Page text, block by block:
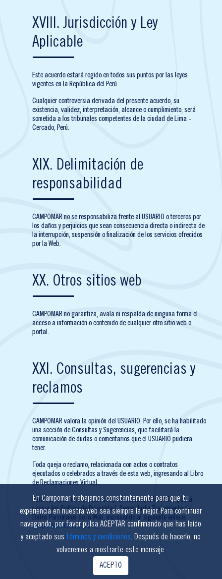
XVIII. Jurisdicción y Ley
Aplicable
Este acuerdo estará regido en todos sus puntos por las leyes
vigentes en la República del Perú.
Cualquier controversia derivada del presente acuerdo, su
existencia, validez, interpretación, alcance o cumplimiento, será
sometida a los tribunales competentes de la ciudad de Lima -
Cercado, Perú.
XIX. Delimitación de
responsabilidad
CAMPOMAR no se responsabiliza frente al USUARIO o terceros por
los daños y perjuicios que sean consecuencia directa o indirecta de
la interrupción, suspensión o finalización de los servicios ofrecidos
por la Web.
XX. Otros sitios web
CAMPOMAR no garantiza, avala ni respalda de ninguna forma el
acceso a información o contenido de cualquier otro sitio web o
portal.
XXI. Consultas, sugerencias y
reclamos
CAMPOMAR valora la opinión del USUARIO. Por ello, se ha habilitado
una sección de Consultas y Sugerencias, que facilitará la
comunicación de dudas o comentarios que el USUARIO pudiera
tener.
Toda queja o reclamo, relacionada con actos o contratos
ejecutados o celebrados a través de esta web, ingresando al Libro
de Reclamaciones Virtual.
Para cualquier información complementaria, el USUARIO podrá
revisar los Política de Privacidad, Seguridad y Tratamiento de
Datos Personales de la Web, ingresando al siguiente enlace:
WWW.CAMPOMAR.COM.PE.
En Campomar trabajamos constantemente para que tu
experiencia en nuestra web sea siempre la mejor. Para continuar
navegando, por favor pulsa ACEPTAR confirmando que has leído
y aceptado sus términos y condiciones. Después de hacerlo, no
volveremos a mostrarte este mensaje.
ACEPTO